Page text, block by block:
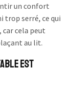
un confort
trop serré, ce qui
cela peut
au lit.
est